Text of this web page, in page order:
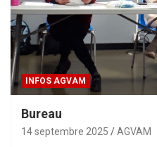
INFOS AGVAM
Bureau
14 septembre 2025 AGVAM